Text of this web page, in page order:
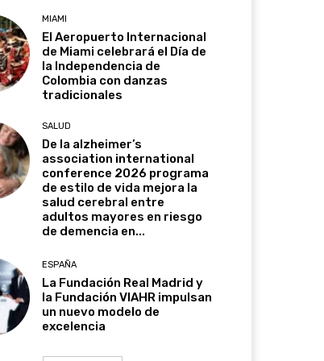
MIAMI
El Aeropuerto Internacional
de Miami celebrará el Día de
la Independencia de
Colombia con danzas
tradicionales
SALUD
De la alzheimer’s
association international
conference 2026 programa
de estilo de vida mejora la
salud cerebral entre
adultos mayores en riesgo
de demencia en...
ESPAÑA
La Fundación Real Madrid y
la Fundación VIAHR impulsan
un nuevo modelo de
excelencia